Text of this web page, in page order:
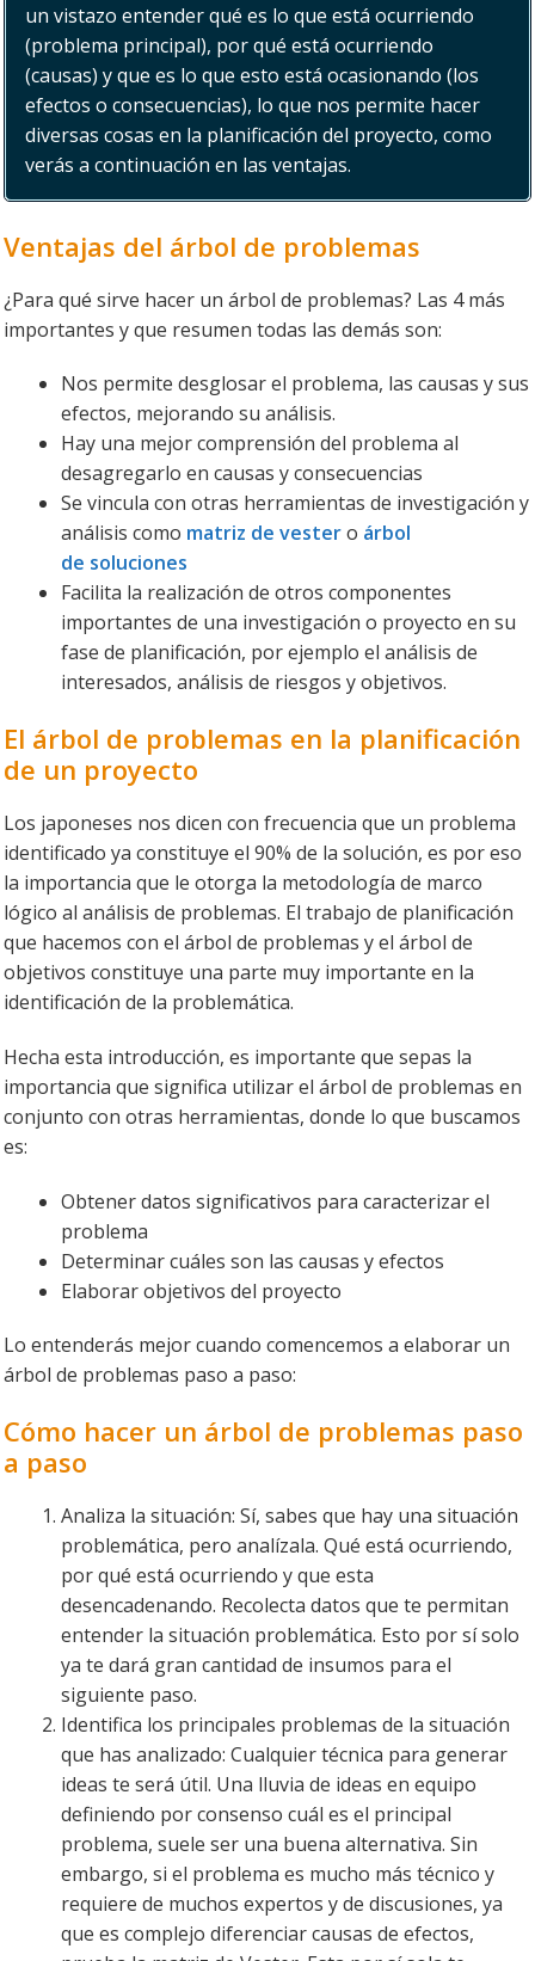
un vistazo entender qué es lo que está ocurriendo
(problema principal), por qué está ocurriendo
(causas) y que es lo que esto está ocasionando (los
efectos o consecuencias), lo que nos permite hacer
diversas cosas en la planificación del proyecto, como
verás a continuación en las ventajas.
Ventajas del árbol de problemas
¿Para qué sirve hacer un árbol de problemas? Las 4 más
importantes y que resumen todas las demás son:
Nos permite desglosar el problema, las causas y sus
efectos, mejorando su análisis.
Hay una mejor comprensión del problema al
desagregarlo en causas y consecuencias
Se vincula con otras herramientas de investigación y
análisis como matriz de vestero árbol
de soluciones
Facilita la realización de otros componentes
importantes de una investigación o proyecto en su
fase de planificación, por ejemplo el análisis de
interesados, análisis de riesgos y objetivos.
El árbol de problemas en la planificación
de un proyecto
Los japoneses nos dicen con frecuencia que un problema
identificado ya constituye el 90% de la solución, es por eso
la importancia que le otorga la metodología de marco
lógico al análisis de problemas. El trabajo de planificación
que hacemos con el árbol de problemas y el árbol de
objetivos constituye una parte muy importante en la
identificación de la problemática.
Hecha esta introducción, es importante que sepas la
importancia que significa utilizar el árbol de problemas en
conjunto con otras herramientas, donde lo que buscamos
es:
Obtener datos significativos para caracterizar el
problema
Determinar cuáles son las causas y efectos
Elaborar objetivos del proyecto
Lo entenderás mejor cuando comencemos a elaborar un
árbol de problemas paso a paso:
Cómo hacer un árbol de problemas paso
a paso
Analiza la situación: Sí, sabes que hay una situación
problemática, pero analízala. Qué está ocurriendo,
por qué está ocurriendo y que esta
desencadenando. Recolecta datos que te permitan
entender la situación problemática. Esto por sí solo
ya te dará gran cantidad de insumos para el
siguiente paso.
Identifica los principales problemas de la situación
que has analizado: Cualquier técnica para generar
ideas te será útil. Una lluvia de ideas en equipo
definiendo por consenso cuál es el principal
problema, suele ser una buena alternativa. Sin
embargo, si el problema es mucho más técnico y
requiere de muchos expertos y de discusiones, ya
que es complejo diferenciar causas de efectos,